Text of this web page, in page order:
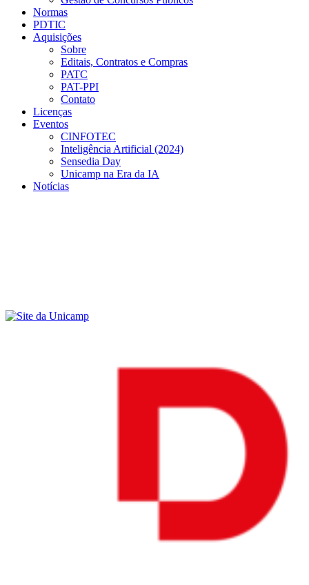
Normas
PDTIC
Aquisições
Sobre
Editais, Contratos e Compras
PATC
PAT-PPI
Contato
Licenças
Eventos
CINFOTEC
Inteligência Artificial (2024)
Sensedia Day
Unicamp na Era da IA
Notícias